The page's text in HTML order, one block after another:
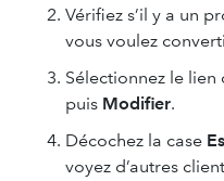
Vérifiez s’il y a un
vous voulez
Sélectionnez le
puis Modifier.
Décochez la case
voyez d’autres